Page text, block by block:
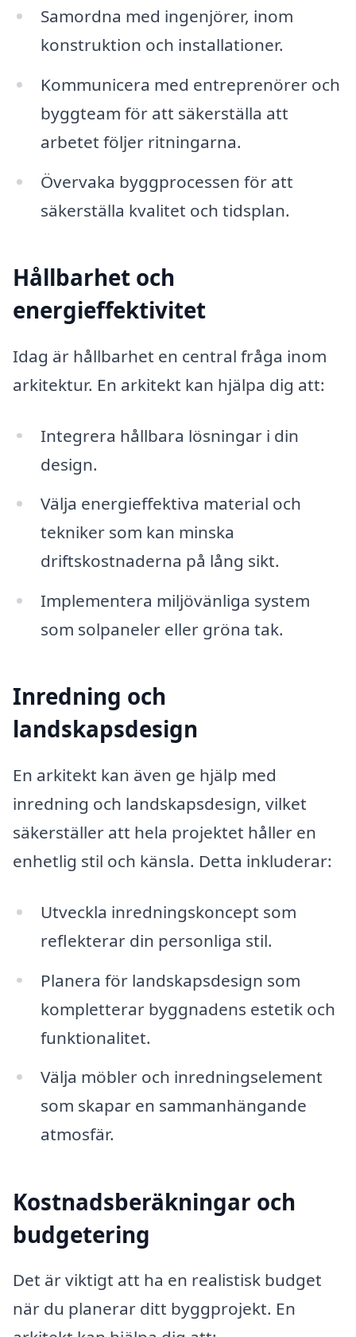
Samordna med ingenjörer, inom
konstruktion och installationer.
Kommunicera med entreprenörer och
byggteam för att säkerställa att
arbetet följer ritningarna.
Övervaka byggprocessen för att
säkerställa kvalitet och tidsplan.
Hållbarhet och
energieffektivitet
Idag är hållbarhet en central fråga inom
arkitektur. En arkitekt kan hjälpa dig att:
Integrera hållbara lösningar i din
design.
Välja energieffektiva material och
tekniker som kan minska
driftskostnaderna på lång sikt.
Implementera miljövänliga system
som solpaneler eller gröna tak.
Inredning och
landskapsdesign
En arkitekt kan även ge hjälp med
inredning och landskapsdesign, vilket
säkerställer att hela projektet håller en
enhetlig stil och känsla. Detta inkluderar:
Utveckla inredningskoncept som
reflekterar din personliga stil.
Planera för landskapsdesign som
kompletterar byggnadens estetik och
funktionalitet.
Välja möbler och inredningselement
som skapar en sammanhängande
atmosfär.
Kostnadsberäkningar och
budgetering
Det är viktigt att ha en realistisk budget
när du planerar ditt byggprojekt. En